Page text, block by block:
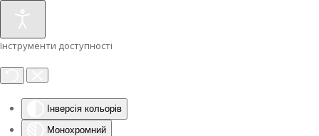
Інструменти доступності
Інверсія кольорів
Монохромний